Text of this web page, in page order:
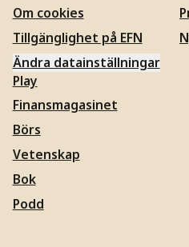
Om cookies
Tillgänglighet på EFN
Ändra datainställningar
Play
Finansmagasinet
Börs
Vetenskap
Bok
Podd